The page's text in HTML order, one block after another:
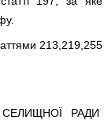
213,219,255
РАДИ